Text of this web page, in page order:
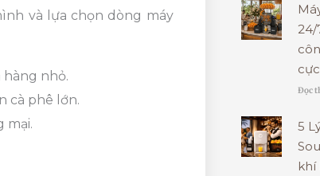
và lựa chọn dòng máy
hàng nhỏ.
cà phê lớn.
mại.
24/
Đọc
5
khí